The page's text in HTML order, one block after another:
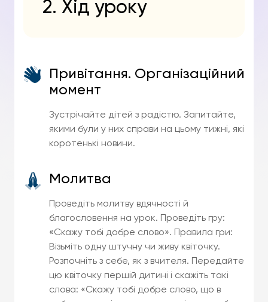
2. Хід уроку
Привітання. Організаційний
момент
Зустрічайте дітей з радістю. Запитайте,
якими були у них справи на цьому тижні, які
коротенькі новини.
Молитва
Проведіть молитву вдячності й
благословення на урок. Проведіть гру:
«Скажу тобі добре слово». Правила гри:
Візьміть одну штучну чи живу квіточку.
Розпочніть з себе, як з вчителя. Передайте
цю квіточку першій дитині і скажіть такі
слова: «Скажу тобі добре слово, що в